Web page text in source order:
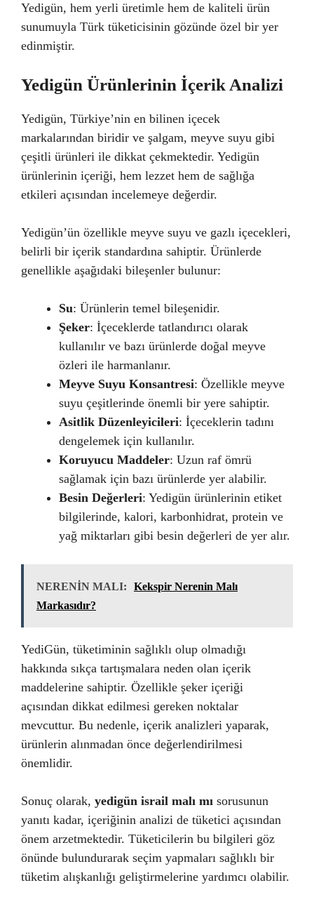
Yedigün, hem yerli üretimle hem de kaliteli ürün
sunumuyla Türk tüketicisinin gözünde özel bir yer
edinmiştir.
Yedigün Ürünlerinin İçerik Analizi
Yedigün, Türkiye’nin en bilinen içecek
markalarından biridir ve şalgam, meyve suyu gibi
çeşitli ürünleri ile dikkat çekmektedir. Yedigün
ürünlerinin içeriği, hem lezzet hem de sağlığa
etkileri açısından incelemeye değerdir.
Yedigün’ün özellikle meyve suyu ve gazlı içecekleri,
belirli bir içerik standardına sahiptir. Ürünlerde
genellikle aşağıdaki bileşenler bulunur:
Su: Ürünlerin temel bileşenidir.
Şeker: İçeceklerde tatlandırıcı olarak
kullanılır ve bazı ürünlerde doğal meyve
özleri ile harmanlanır.
Meyve Suyu Konsantresi: Özellikle meyve
suyu çeşitlerinde önemli bir yere sahiptir.
Asitlik Düzenleyicileri: İçeceklerin tadını
dengelemek için kullanılır.
Koruyucu Maddeler: Uzun raf ömrü
sağlamak için bazı ürünlerde yer alabilir.
Besin Değerleri: Yedigün ürünlerinin etiket
bilgilerinde, kalori, karbonhidrat, protein ve
yağ miktarları gibi besin değerleri de yer alır.
NERENİN MALI:
Kekspir Nerenin Malı
Markasıdır?
YediGün, tüketiminin sağlıklı olup olmadığı
hakkında sıkça tartışmalara neden olan içerik
maddelerine sahiptir. Özellikle şeker içeriği
açısından dikkat edilmesi gereken noktalar
mevcuttur. Bu nedenle, içerik analizleri yaparak,
ürünlerin alınmadan önce değerlendirilmesi
önemlidir.
Sonuç olarak, yedigün israil malı mı sorusunun
yanıtı kadar, içeriğinin analizi de tüketici açısından
önem arzetmektedir. Tüketicilerin bu bilgileri göz
önünde bulundurarak seçim yapmaları sağlıklı bir
tüketim alışkanlığı geliştirmelerine yardımcı olabilir.